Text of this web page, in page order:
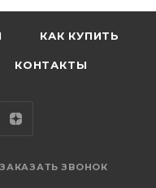
КАК КУПИТЬ
КОНТАКТЫ
ЗАКАЗАТЬ ЗВОНОК